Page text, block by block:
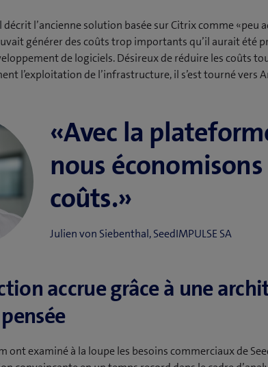
l’ancienne solution basée sur Citrix comme «peu
générer des coûts trop importants qu’il aurait été
de logiciels. Désireux de réduire les coûts
l’exploitation de l’infrastructure, il s’est tourné vers
«Avec la
nous économisons
coûts.»
Julien von Siebenthal, SeedIMPULSE SA
accrue grâce à une
ont examiné à la loupe les besoins commerciaux de